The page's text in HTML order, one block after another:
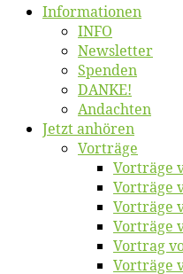
Informatio­nen
INFO
News­let­ter
Spen­den
DANKE!
An­dach­ten
Jetzt an­hö­ren
Vor­trä­ge
Vor­trä­ge
Vor­trä­ge
Vor­trä­ge
Vor­trä­ge
Vor­trag
Vor­trä­ge